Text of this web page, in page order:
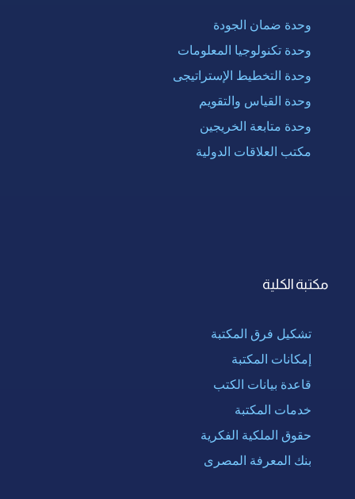
وحدة ضمان الجودة
وحدة تكنولوجيا المعلومات
وحدة التخطيط الإستراتيجى
وحدة القياس والتقويم
وحدة متابعة الخريجين
مكتب العلاقات الدولية
مكتبة الكلية
تشكيل فرق المكتبة
إمكانات المكتبة
قاعدة بيانات الكتب
خدمات المكتبة
حقوق الملكية الفكرية
بنك المعرفة المصرى